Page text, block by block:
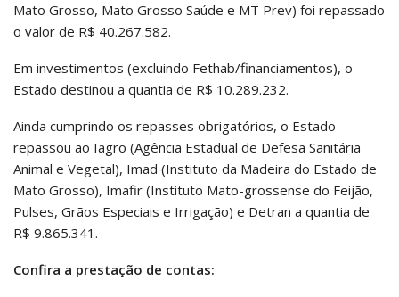
Mato Grosso, Mato Grosso Saúde e MT Prev) foi repassado
o valor de R$ 40.267.582.
Em investimentos (excluindo Fethab/financiamentos), o
Estado destinou a quantia de R$ 10.289.232.
Ainda cumprindo os repasses obrigatórios, o Estado
repassou ao Iagro (Agência Estadual de Defesa Sanitária
Animal e Vegetal), Imad (Instituto da Madeira do Estado de
Mato Grosso), Imafir (Instituto Mato-grossense do Feijão,
Pulses, Grãos Especiais e Irrigação) e Detran a quantia de
R$ 9.865.341.
Confira a prestação de contas: